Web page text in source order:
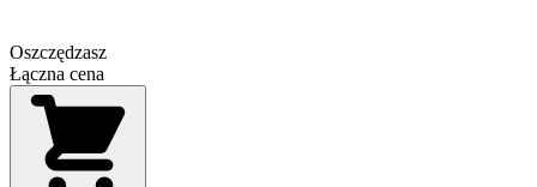
Oszczędzasz
Łączna cena